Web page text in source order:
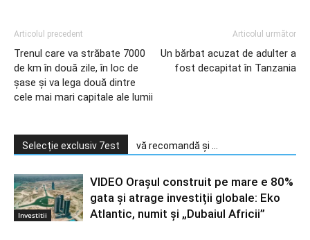
Articolul precedent
Trenul care va străbate 7000
de km în două zile, în loc de
şase şi va lega două dintre
cele mai mari capitale ale lumii
Articolul următor
Un bărbat acuzat de adulter a
fost decapitat în Tanzania
Selecție exclusiv 7est vă recomandă și ...
Investitii
VIDEO Orașul construit pe mare e 80%
gata și atrage investiții globale: Eko
Atlantic, numit și „Dubaiul Africii”